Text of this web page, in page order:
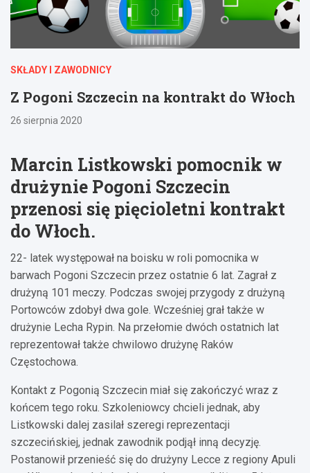
SKŁADY I ZAWODNICY
Z Pogoni Szczecin na kontrakt do Włoch
26 sierpnia 2020
Marcin Listkowski pomocnik w
drużynie Pogoni Szczecin
przenosi się pięcioletni kontrakt
do Włoch.
22- latek występował na boisku w roli pomocnika w
barwach Pogoni Szczecin przez ostatnie 6 lat. Zagrał z
drużyną 101 meczy. Podczas swojej przygody z drużyną
Portowców zdobył dwa gole. Wcześniej grał także w
drużynie Lecha Rypin. Na przełomie dwóch ostatnich lat
reprezentował także chwilowo drużynę Raków
Częstochowa.
Kontakt z Pogonią Szczecin miał się zakończyć wraz z
końcem tego roku. Szkoleniowcy chcieli jednak, aby
Listkowski dalej zasilał szeregi reprezentacji
szczecińskiej, jednak zawodnik podjął inną decyzję.
Postanowił przenieść się do drużyny Lecce z regiony Apuli